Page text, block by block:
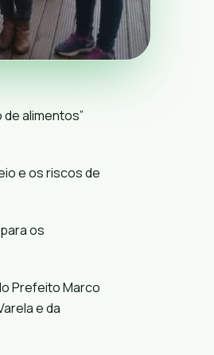
alimentos”
e os riscos de
os
PrefeitoMarco
e da